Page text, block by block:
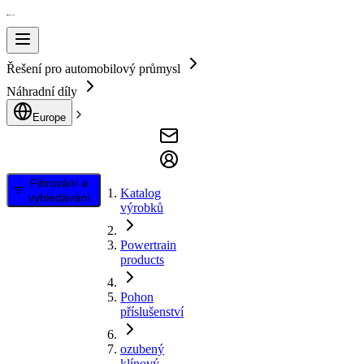
Řešení pro automobilový průmysl
Náhradní díly
Europe
Filtrování a
vyhledávání
Katalog
výrobků
Powertrain
products
Pohon
příslušenství
ozubený